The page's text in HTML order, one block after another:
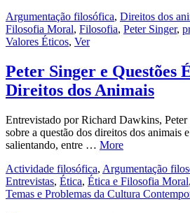
Argumentação filosófica, Direitos dos
Filosofia Moral, Filosofia, Peter Singer,
Valores Éticos, Ver
Peter Singer e Questões
Direitos dos Animais
Entrevistado por Richard Dawkins, Peter
sobre a questão dos direitos dos animais
salientando, entre … More
Actividade filosófica, Argumentação
Entrevistas, Ética, Ética e Filosofia Moral,
Temas e Problemas da Cultura